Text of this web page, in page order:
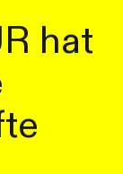
hat